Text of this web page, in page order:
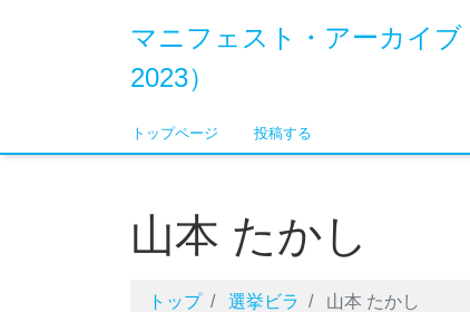
マニフェスト・アーカイブ
2023）
トップページ 投稿する
山本 たかし
トップ 選挙ビラ 山本 たかし